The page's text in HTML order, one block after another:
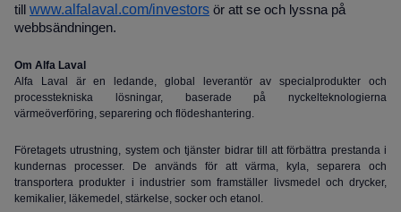
till www.alfalaval.com/investors ör att se och lyssna på
webbsändningen.
Om Alfa Laval
Alfa Laval är en ledande, global leverantör av specialprodukter och
processtekniska lösningar, baserade på nyckelteknologierna
värmeöverföring, separering och flödeshantering.
Företagets utrustning, system och tjänster bidrar till att förbättra prestanda i
kundernas processer. De används för att värma, kyla, separera och
transportera produkter i industrier som framställer livsmedel och drycker,
kemikalier, läkemedel, stärkelse, socker och etanol.